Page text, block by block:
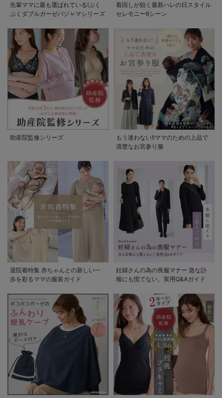
先輩ママに最も選ばれている!ぷく
ぷくダブルガーゼパジャマシリーズ
着回しが効く最新ハレの日スタイル
セレモニー6シーン
助産院監修シリーズ
もう迷わない!!ママのための上品で
清楚なお宮参り服
退院着特集 赤ちゃんとの新しい一
歩を彩るママの服装ガイド
妊婦さんの為の喪服マナー 急な訃
報にも慌てない。実用Q&Aガイド